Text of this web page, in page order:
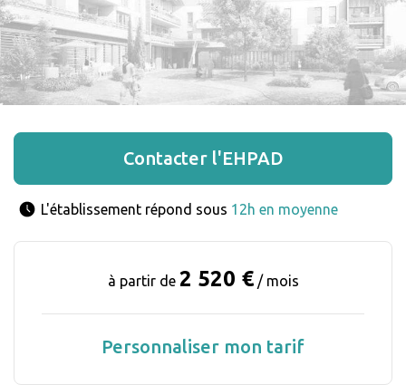
Contacter l'EHPAD
L'établissement répond sous 12h en moyenne
à partir de 2 520 €/ mois
Personnaliser mon tarif